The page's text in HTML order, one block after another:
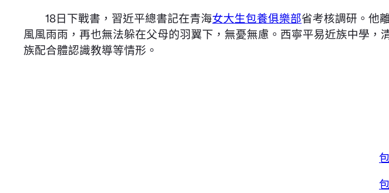
18日下戰書，習近平總書記在青海女大生包養俱樂部省考核調研。他
風風雨雨，再也無法躲在父母的羽翼下，無憂無慮。西寧平易近族中學
族配合體認識教導等情形。